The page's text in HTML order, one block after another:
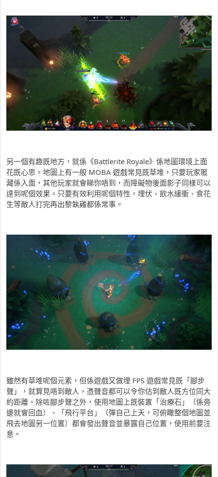
另一個有趣既地方，就係《Battlerite Royale》係地圖環境上面
花既心思。地圖上有一般 MOBA 遊戲常見既草堆，只要玩家匿
藏係入面，其他玩家就會睇你唔到，而障礙物後面影子同樣可以
達到呢個效果。只要有效利用呢個特性，埋伏、飲水緩衝、食花
生等敵人打完再出黎執雞都係常事。
雖然有草堆呢個元素，但係遊戲又做埋 FPS 遊戲常見既「腳步
聲」，就算見唔到敵人，憑聲音都可以令你估到敵人既方位同大
約距離。除咗腳步聲之外，使用地圖上既裝置「治療石」（係旁
邊就會回血）、「飛行平台」（彈自己上天，可俯瞰整個地圖並
飛去地圖另一位置）都會發出聲音並暴露自己位置，使用前要注
意。